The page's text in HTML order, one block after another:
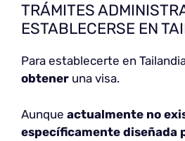
TRÁMITES
ESTABLECERSE EN
Para establecerte en
obtener una visa.
Aunque actualmente no
específicamente diseñada